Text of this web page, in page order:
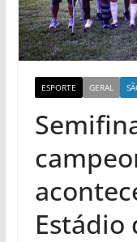
ESPORTE GERAL
Estádio